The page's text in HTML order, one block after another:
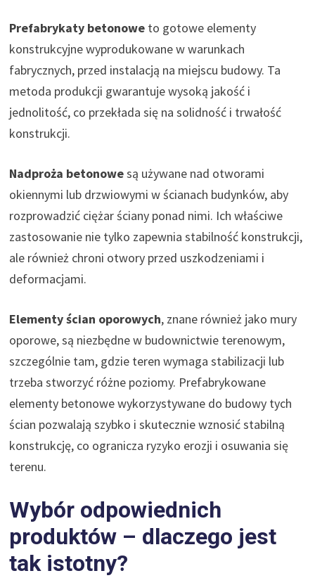
Prefabrykaty betonowe to gotowe elementy
konstrukcyjne wyprodukowane w warunkach
fabrycznych, przed instalacją na miejscu budowy. Ta
metoda produkcji gwarantuje wysoką jakość i
jednolitość, co przekłada się na solidność i trwałość
konstrukcji.
Nadproża betonowesą używane nad otworami
okiennymi lub drzwiowymi w ścianach budynków, aby
rozprowadzić ciężar ściany ponad nimi. Ich właściwe
zastosowanie nie tylko zapewnia stabilność konstrukcji,
ale również chroni otwory przed uszkodzeniami i
deformacjami.
Elementy ścian oporowych, znane również jako mury
oporowe, są niezbędne w budownictwie terenowym,
szczególnie tam, gdzie teren wymaga stabilizacji lub
trzeba stworzyć różne poziomy. Prefabrykowane
elementy betonowe wykorzystywane do budowy tych
ścian pozwalają szybko i skutecznie wznosić stabilną
konstrukcję, co ogranicza ryzyko erozji i osuwania się
terenu.
Wybór odpowiednich
produktów – dlaczego jest
tak istotny?